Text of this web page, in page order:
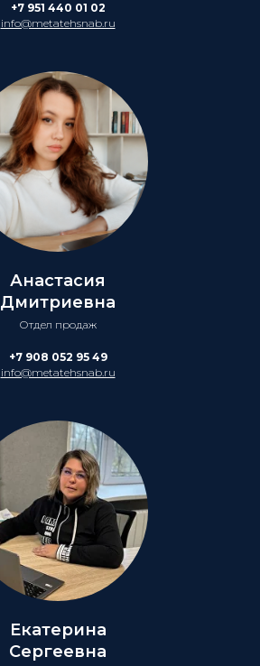
+7 951 440 01 02
info@metatehsnab.ru
Анастасия
Дмитриевна
Отдел продаж
+7 908 052 95 49
info@metatehsnab.ru
Екатерина
Сергеевна